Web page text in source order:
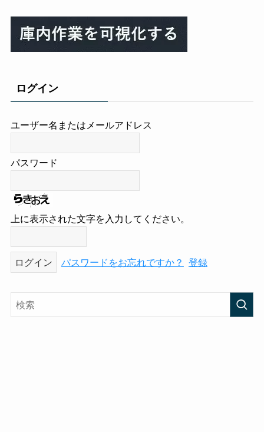
ログイン
ユーザー名またはメールアドレス
パスワード
上に表示された文字を入力してください。
パスワードをお忘れですか？ 登録